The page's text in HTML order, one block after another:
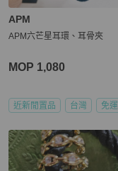
APM
APM六芒星耳環、耳骨夾
MOP 1,080
近新閒置品 台灣 免運